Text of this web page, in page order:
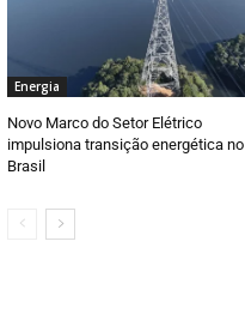
Energia
Novo Marco do Setor Elétrico
impulsiona transição energética no
Brasil